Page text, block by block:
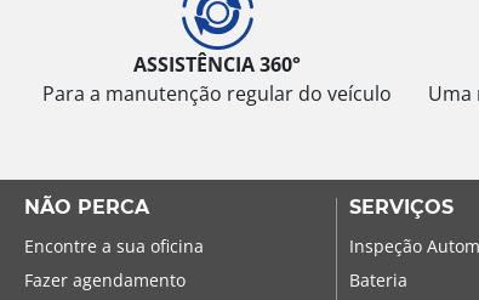
ASSISTÊNCIA 360°
Para a manutenção regular do veículo
Uma
NÃO PERCA
Encontre a sua oficina
Fazer agendamento
SERVIÇOS
Inspeção
Bateria